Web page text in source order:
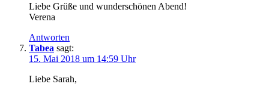
Liebe Grüße und wunderschönen Abend!
Verena
Antworten
Tabea sagt:
15. Mai 2018 um 14:59 Uhr
Liebe Sarah,